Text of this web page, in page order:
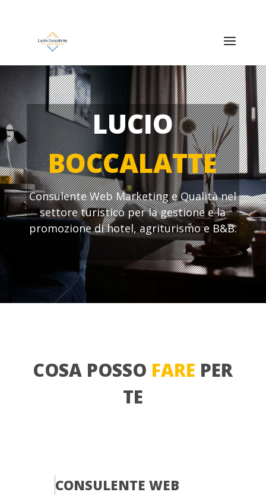
LUCIO
BOCCALATTE
Consulente Web Marketing e Qualità nel
settore turistico per la gestione e la
promozione di hotel, agriturismo e B&B.
COSA POSSO FARE PER
TE
CONSULENTE WEB